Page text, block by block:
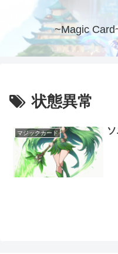
~Magic
状態異常
マジックカード